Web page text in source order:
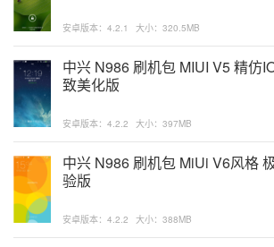
安卓版本：4.2.1 大小：320.5MB
中兴 N986 刷机包 MIUI V5 精仿
致美化版
安卓版本：4.2.2 大小：397MB
中兴 N986 刷机包 MiUi V6风格
验版
安卓版本：4.2.2 大小：388MB